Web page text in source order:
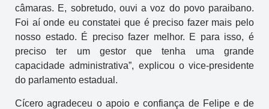
câmaras. E, sobretudo, ouvi a voz do povo paraibano.
Foi aí onde eu constatei que é preciso fazer mais pelo
nosso estado. É preciso fazer melhor. E para isso, é
preciso ter um gestor que tenha uma grande
capacidade administrativa”, explicou o vice-presidente
do parlamento estadual.
Cícero agradeceu o apoio e confiança de Felipe e de